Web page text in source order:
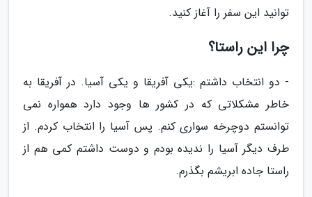
توانید این سفر را آغاز کنید.
چرا این راستا؟
- دو انتخاب داشتم :یکی آفریقا و یکی آسیا. در آفریقا به
خاطر مشکلاتی که در کشور ها وجود دارد همواره نمی
توانستم دوچرخه سواری کنم. پس آسیا را انتخاب کردم. از
طرف دیگر آسیا را ندیده بودم و دوست داشتم کمی هم از
راستا جاده ابریشم بگذرم.